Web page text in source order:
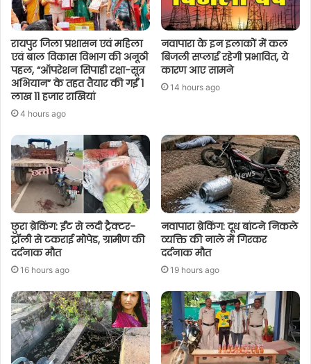
रायपुर जिला प्रशासन एवं महिला
एवं बाल विकास विभाग की अनूठी
पहल, “ऑपरेशन सिपाही रक्षा-सूत्र
अभियान” के तहत तैयार की गईं 1
लाख 11 हजार राखियां
4 hours ago
नवापारा के इन इलाकों में कल
बिजली सप्लाई रहेगी प्रभावित, ये
कारण आए सामने
14 hours ago
छुरा ब्रेकिंग: ईंट से लदी ट्रैक्टर-
ट्रॉली से टकराई मोपेड, ग्रामीण की
दर्दनाक मौत
16 hours ago
नवापारा ब्रेकिंग: दूध बांटने निकले
व्यक्ति की नाले में गिरकर
दर्दनाक मौत
19 hours ago